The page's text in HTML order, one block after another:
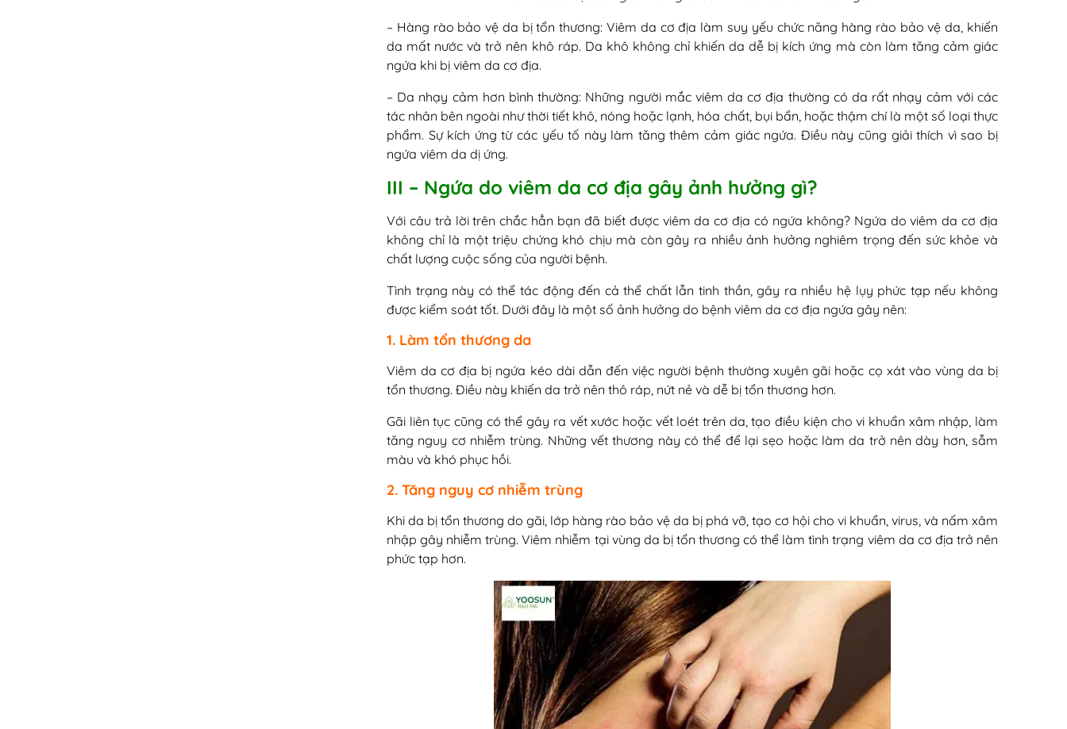
– Hàng rào bảo vệ da bị tổn thương: Viêm da cơ địa làm suy yếu chức năng hàng rào bảo vệ da, khiến
da mất nước và trở nên khô ráp. Da khô không chỉ khiến da dễ bị kích ứng mà còn làm tăng cảm giác
ngứa khi bị viêm da cơ địa.
– Da nhạy cảm hơn bình thường: Những người mắc viêm da cơ địa thường có da rất nhạy cảm với các
tác nhân bên ngoài như thời tiết khô, nóng hoặc lạnh, hóa chất, bụi bẩn, hoặc thậm chí là một số loại thực
phẩm. Sự kích ứng từ các yếu tố này làm tăng thêm cảm giác ngứa. Điều này cũng giải thích vì sao bị
ngứa viêm da dị ứng.
III – Ngứa do viêm da cơ địa gây ảnh hưởng gì?
Với câu trả lời trên chắc hẳn bạn đã biết được viêm da cơ địa có ngứa không? Ngứa do viêm da cơ địa
không chỉ là một triệu chứng khó chịu mà còn gây ra nhiều ảnh hưởng nghiêm trọng đến sức khỏe và
chất lượng cuộc sống của người bệnh.
Tình trạng này có thể tác động đến cả thể chất lẫn tinh thần, gây ra nhiều hệ lụy phức tạp nếu không
được kiểm soát tốt. Dưới đây là một số ảnh hưởng do bệnh viêm da cơ địa ngứa gây nên:
1. Làm tổn thương da
Viêm da cơ địa bị ngứa kéo dài dẫn đến việc người bệnh thường xuyên gãi hoặc cọ xát vào vùng da bị
tổn thương. Điều này khiến da trở nên thô ráp, nứt nẻ và dễ bị tổn thương hơn.
Gãi liên tục cũng có thể gây ra vết xước hoặc vết loét trên da, tạo điều kiện cho vi khuẩn xâm nhập, làm
tăng nguy cơ nhiễm trùng. Những vết thương này có thể để lại sẹo hoặc làm da trở nên dày hơn, sẫm
màu và khó phục hồi.
2. Tăng nguy cơ nhiễm trùng
Khi da bị tổn thương do gãi, lớp hàng rào bảo vệ da bị phá vỡ, tạo cơ hội cho vi khuẩn, virus, và nấm xâm
nhập gây nhiễm trùng. Viêm nhiễm tại vùng da bị tổn thương có thể làm tình trạng viêm da cơ địa trở nên
phức tạp hơn.